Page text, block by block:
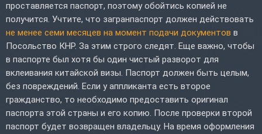
проставляется паспорт, поэтому обойтись копией не
получится. Учтите, что загранпаспорт должен действовать
не менее семи месяцев на момент подачи документов в
Посольство КНР. За этим строго следят. Еще важно, чтобы
в паспорте был хотя бы один чистый разворот для
вклеивания китайской визы. Паспорт должен быть целым,
без повреждений. Если у аппликанта есть второе
гражданство, то необходимо предоставить оригинал
паспорта этой страны и его копию. После проверки второй
паспорт будет возвращен владельцу. На время оформления